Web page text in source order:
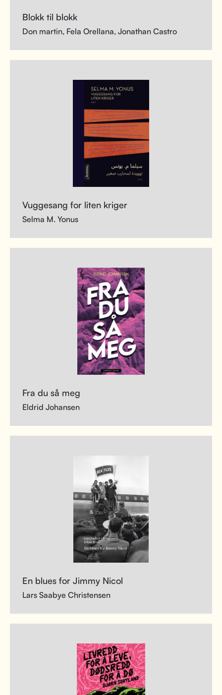
Blokk til blokk
Don martin, Fela Orellana, Jonathan Castro
Vuggesang for liten kriger
Selma M. Yonus
Fra du så meg
Eldrid Johansen
En blues for Jimmy Nicol
Lars Saabye Christensen